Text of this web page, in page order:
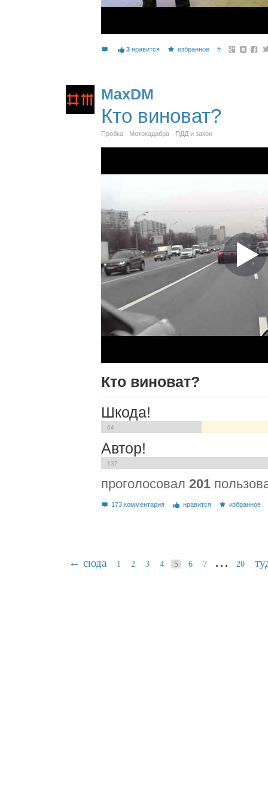
3 нравится избранное #
MaxDM
Кто виноват?
Пробка Мотокадабра ПДД и закон
Кто виноват?
Шкода!
64
Автор!
137
проголосовал 201
173 комментария нравится избранное
← сюда 1 2 3 4 5 6 7 … 20